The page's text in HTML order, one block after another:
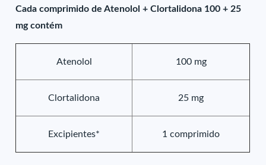
Cada comprimido de Atenolol + Clortalidona 100 + 25
mg contém
Atenolol 100 mg
Clortalidona 25 mg
Excipientes* 1 comprimido